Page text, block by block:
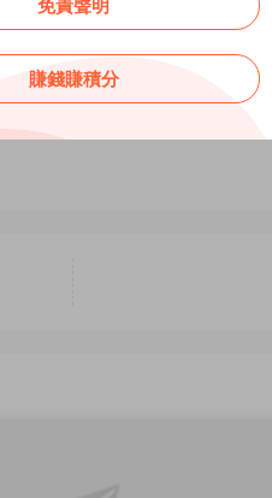
免責聲明
賺錢賺積分